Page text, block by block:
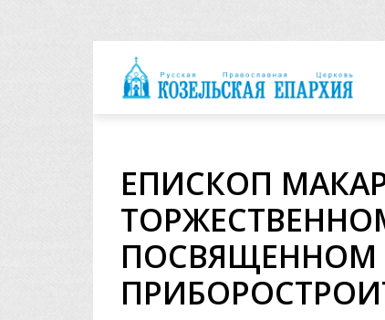
ЕПИСКОП
ПОСВЯЩЕННОМ